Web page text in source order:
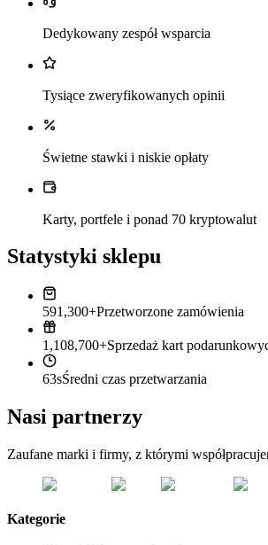
Dedykowany zespół wsparcia
Tysiące zweryfikowanych opinii
Świetne stawki i niskie opłaty
Karty, portfele i ponad 70 kryptowalut
Statystyki sklepu
591,300+Przetworzone zamówienia
1,108,700+Sprzedaż kart
63sŚredni czas przetwarzania
Nasi partnerzy
Zaufane marki i firmy, z którymi
Kategorie